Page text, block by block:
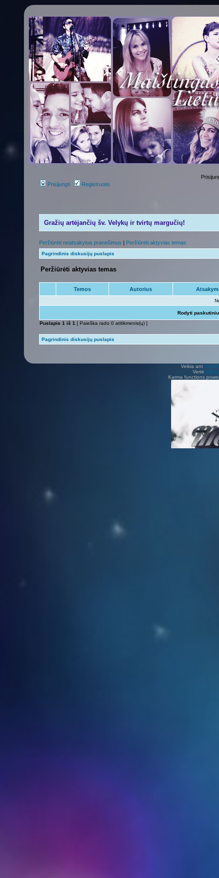
Prisijungti Registruotis
Gražių artėjančių šv. Velykų ir tvirtų margučių!
Peržiūrėti neatsakytus pranešimus | Peržiūrėti aktyvias temas
Pagrindinis diskusijų puslapis
Peržiūrėti aktyvias temas
Temos Autorius
Rodyti
Puslapis 1 iš 1 [ Paieška rado 0 atitikmenis(ų) ]
Pagrindinis diskusijų puslapis
Veikia ant
Vertė Vilius
Karma functions